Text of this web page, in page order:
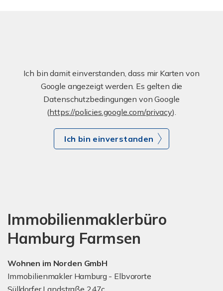
Ich bin damit einverstanden, dass mir Karten von
Google angezeigt werden. Es gelten die
Datenschutzbedingungen von Google
(https://policies.google.com/privacy).
Ich bin einverstanden
Immobilienmaklerbüro
Hamburg Farmsen
Wohnen im Norden GmbH
Immobilienmakler Hamburg - Elbvororte
Sülldorfer Landstraße 247c